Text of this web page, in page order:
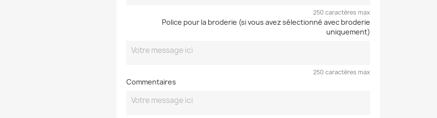
250 caractères max
Police pour la broderie (si vous avez sélectionné avec broderie
uniquement)
250 caractères max
Commentaires